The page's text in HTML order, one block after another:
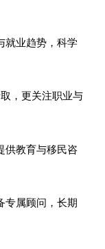
就业趋势，科学
，更关注职业与
供教育与移民咨
专属顾问，长期